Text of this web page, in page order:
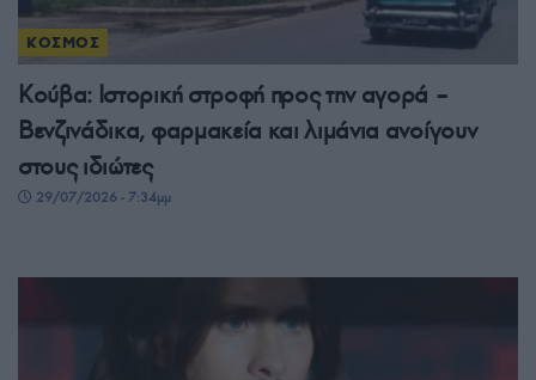
ΚΟΣΜΟΣ
Κούβα: Ιστορική στροφή προς την αγορά –
Βενζινάδικα, φαρμακεία και λιμάνια ανοίγουν
στους ιδιώτες
29/07/2026 - 7:34μμ